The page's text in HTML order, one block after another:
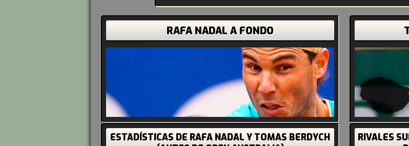
RAFA NADAL A FONDO
ESTADÍSTICAS DE RAFA NADAL Y TOMAS BERDYCH
RIVALES